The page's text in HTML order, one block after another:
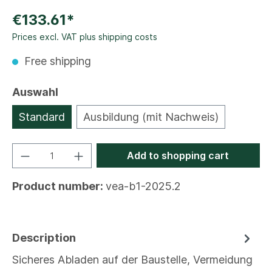
€133.61*
Prices excl. VAT plus shipping costs
Free shipping
Auswahl
Standard
Ausbildung (mit Nachweis)
Add to shopping cart
Product number: vea-b1-2025.2
Description
Sicheres Abladen auf der Baustelle, Vermeidung